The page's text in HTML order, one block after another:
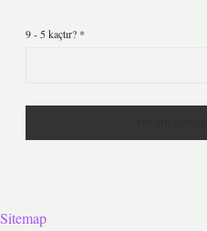
9 - 5 kaçtır? *
Sitemap